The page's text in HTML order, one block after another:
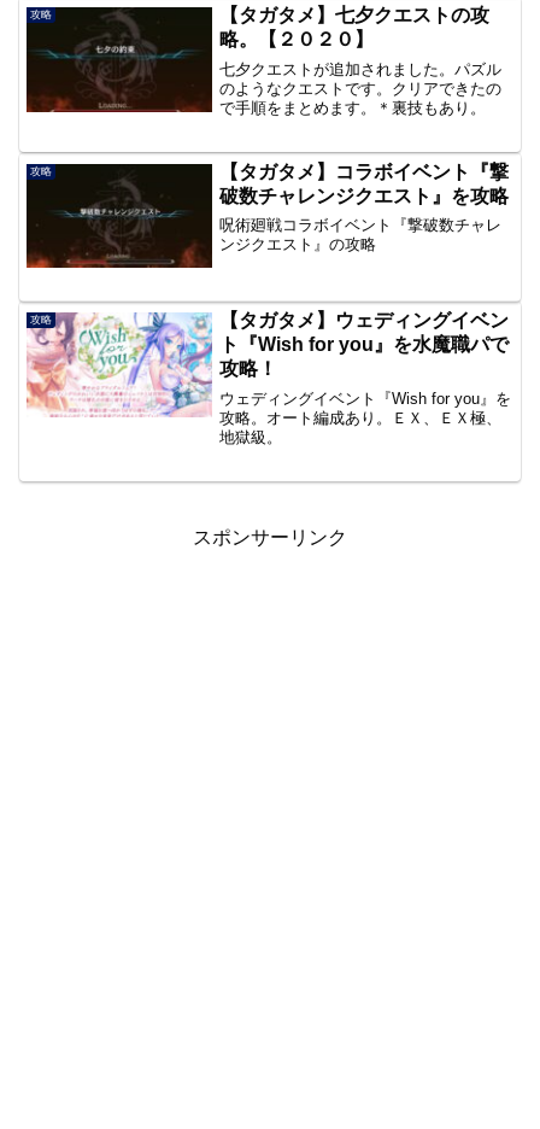
攻略
【タガタメ】七夕クエストの攻
略。【２０２０】
七夕クエストが追加されました。パズル
のようなクエストです。クリアできたの
で手順をまとめます。＊裏技もあり。
攻略
【タガタメ】コラボイベント『撃
破数チャレンジクエスト』を攻略
呪術廻戦コラボイベント『撃破数チャレ
ンジクエスト』の攻略
攻略
【タガタメ】ウェディングイベン
ト『Wish for you』を水魔職パで
攻略！
ウェディングイベント『Wish for you』を
攻略。オート編成あり。ＥＸ、ＥＸ極、
地獄級。
スポンサーリンク